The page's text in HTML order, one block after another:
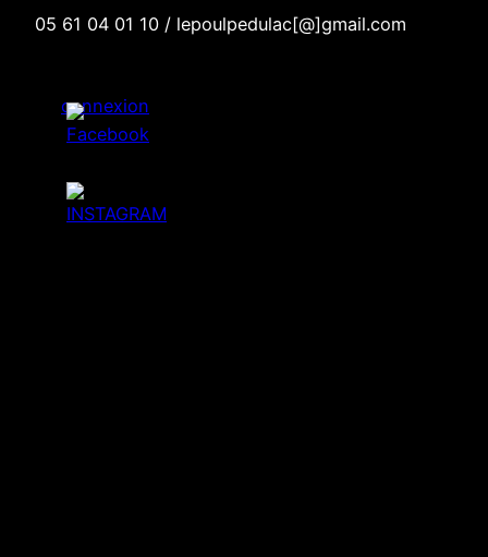
05 61 04 01 10 / lepoulpedulac[@]gmail.com
connexion